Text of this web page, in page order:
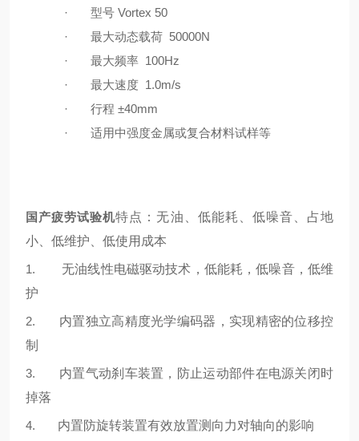
· 型号 Vortex 50
·
最大动态载荷 50000N
·
最大频率 100Hz
·
最大速度 1.0m/s
·
行程 ±40mm
·
适用中强度金属或复合材料试样等
国产疲劳试验机特点：无油、低能耗、低噪音、占地
小、低维护、低使用成本
1. 无油线性电磁驱动技术，低能耗，低噪音，低维
护
2. 内置独立高精度光学编码器，实现精密的位移控
制
3. 内置气动刹车装置，防止运动部件在电源关闭时
掉落
4. 内置防旋转装置有效放置测向力对轴向的影响